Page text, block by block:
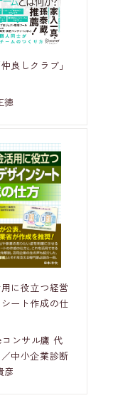
良しクラブ」
徳
に役立つ経営
ート作成の仕
ンサル鷹 代
中小企業診断
彦